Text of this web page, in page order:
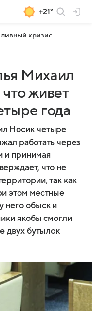
+21°
кризис
Михаил
живет
года
Носик четыре
работать через
и принимая
что не
так как
этом местные
него обыск и
якобы смогли
двух бутылок